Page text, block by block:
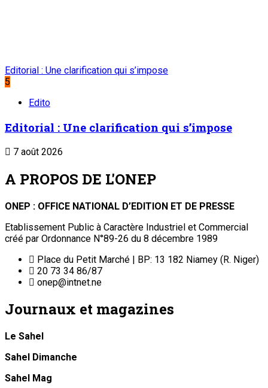
Editorial : Une clarification qui s’impose
5
Edito
Editorial : Une clarification qui s’impose
7 août 2026
A PROPOS DE L'ONEP
ONEP : OFFICE NATIONAL D’EDITION ET DE PRESSE
Etablissement Public à Caractère Industriel et Commercial
créé par Ordonnance N°89-26 du 8 décembre 1989
Place du Petit Marché | BP: 13 182 Niamey (R. Niger)
20 73 34 86/87
onep@intnet.ne
Journaux et magazines
Le Sahel
Sahel Dimanche
Sahel Mag